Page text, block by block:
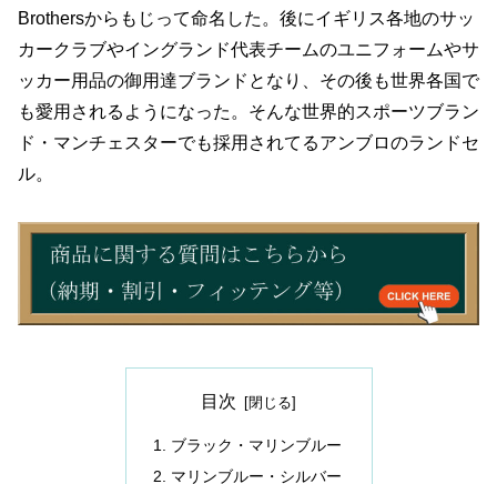
Brothersからもじって命名した。後にイギリス各地のサッ
カークラブやイングランド代表チームのユニフォームやサ
ッカー用品の御用達ブランドとなり、その後も世界各国で
も愛用されるようになった。そんな世界的スポーツブラン
ド・マンチェスターでも採用されてるアンブロのランドセ
ル。
目次
ブラック・マリンブルー
マリンブルー・シルバー